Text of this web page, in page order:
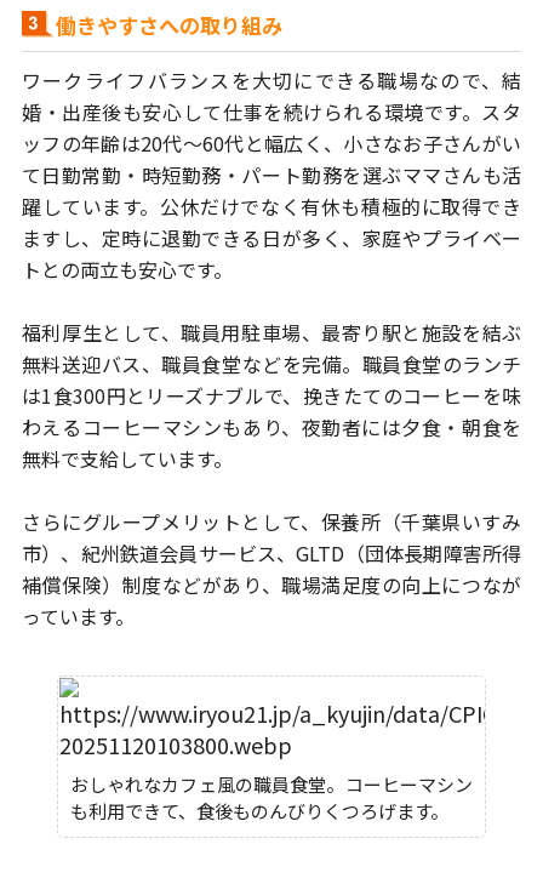
働きやすさへの取り組み
ワークライフバランスを大切にできる職場なので、結
婚・出産後も安心して仕事を続けられる環境です。スタ
ッフの年齢は20代～60代と幅広く、 小さなお子さんがい
て日勤常勤・時短勤務・パート勤務を選ぶママさんも活
躍しています。公休だけでなく有休も積極的に取得でき
ますし、 定時に退勤できる日が多く、家庭やプライベー
トとの両立も安心です。
福利厚生として、職員用駐車場、最寄り駅と施設を結ぶ
無料送迎バス、職員食堂などを完備。職員食堂のランチ
は1食300円とリーズナブルで、 挽きたてのコーヒーを味
わえるコーヒーマシンもあり、 夜勤者には夕食・朝食を
無料で支給しています。
さらにグループメリットとして、保養所（千葉県いすみ
市）、 紀州鉄道会員サービス、GLTD（団体長期障害所得
補償保険）制度などがあり、職場満足度の向上につなが
っています。
おしゃれなカフェ風の職員食堂。コーヒーマシン
も利用できて、食後ものんびりくつろげます。